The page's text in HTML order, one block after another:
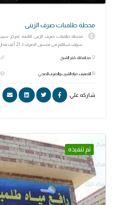
محطة طلمبات صرف الزينى
سوف تساهم فى تحسين الصرف لـ 21 ألف فدان بالمحافظة .
محافظة: كفر الشيخ
التصنيف: مياه الشرب والصرف الصحي
شاركه علي:
تم تنفيذه